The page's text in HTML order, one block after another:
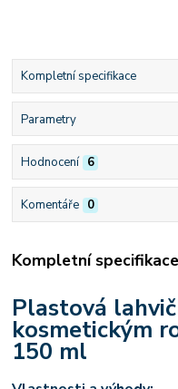
Kompletní specifikace
Parametry
Hodnocení 6
Komentáře 0
Kompletní specifikace
Plastová
kosmetickým
150 ml